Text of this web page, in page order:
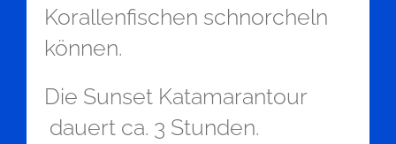
Korallenfischen schnorcheln
können.
Die Sunset Katamarantour
dauert ca. 3 Stunden.